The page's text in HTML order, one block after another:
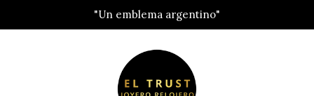
"Un emblema argentino"